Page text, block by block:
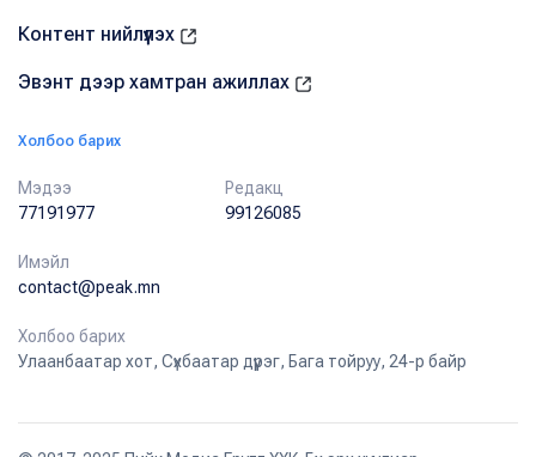
Контент нийлүүлэх
Эвэнт дээр хамтран ажиллах
Холбоо барих
Мэдээ
77191977
Редакц
99126085
Имэйл
contact@peak.mn
Холбоо барих
Улаанбаатар хот, Сүхбаатар дүүрэг, Бага тойруу, 24-р байр